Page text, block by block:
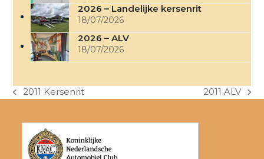
2026 – Landelijke kersenrit
18/07/2026
2026 – ALV
18/07/2026
previous
2011 Kersenrit
next
2011 ALV